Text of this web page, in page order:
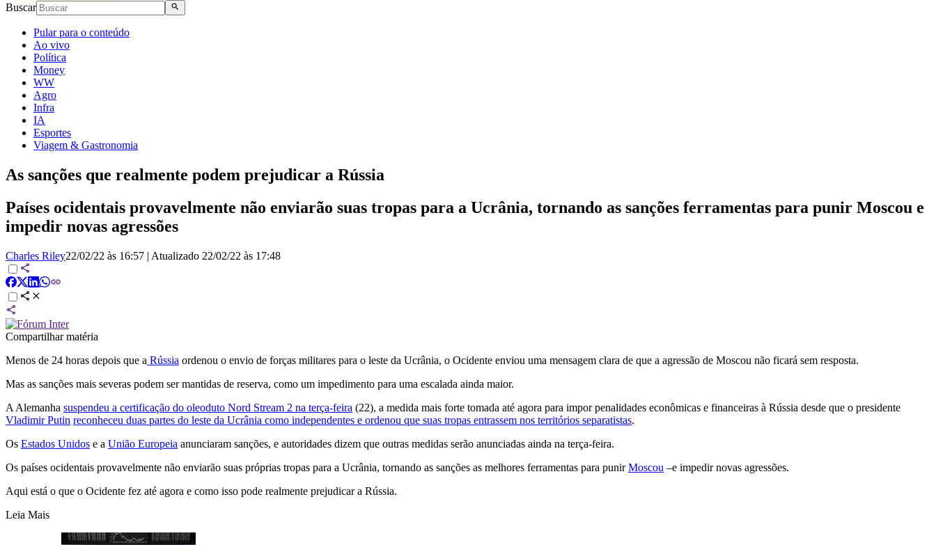
Buscar
Pular para o conteúdo
Ao vivo
Política
Money
WW
Agro
Infra
IA
Esportes
Viagem & Gastronomia
As sanções que realmente podem prejudicar a Rússia
Países ocidentais provavelmente não enviarão suas tropas para a Ucrânia, tornando as sanções ferramentas para punir Moscou e
impedir novas agressões
Charles Riley22/02/22 às 16:57 | Atualizado 22/02/22 às 17:48
Compartilhar matéria
Menos de 24 horas depois que a Rússia ordenou o envio de forças militares para o leste da Ucrânia, o Ocidente enviou uma mensagem clara de que a agressão de Moscou não ficará sem resposta.
Mas as sanções mais severas podem ser mantidas de reserva, como um impedimento para uma escalada ainda maior.
A Alemanha suspendeu a certificação do oleoduto Nord Stream 2 na terça-feira (22), a medida mais forte tomada até agora para impor penalidades econômicas e financeiras à Rússia desde que o presidente
Vladimir Putin reconheceu duas partes do leste da Ucrânia como independentes e ordenou que suas tropas entrassem nos territórios separatistas.
Os Estados Unidos e a União Europeia anunciaram sanções, e autoridades dizem que outras medidas serão anunciadas ainda na terça-feira.
Os países ocidentais provavelmente não enviarão suas próprias tropas para a Ucrânia, tornando as sanções as melhores ferramentas para punirMoscou –e impedir novas agressões.
Aqui está o que o Ocidente fez até agora e como isso pode realmente prejudicar a Rússia.
Leia Mais